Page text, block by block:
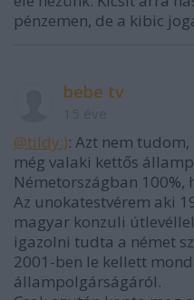
pénzemen, de a kibic
bebe tv
@tildy:): Azt nem
még valaki kettős
Németországban
Az unokatestvérem aki
magyar konzuli
igazolni tudta a német
2001-ben le kellett
állampolgárságáról.